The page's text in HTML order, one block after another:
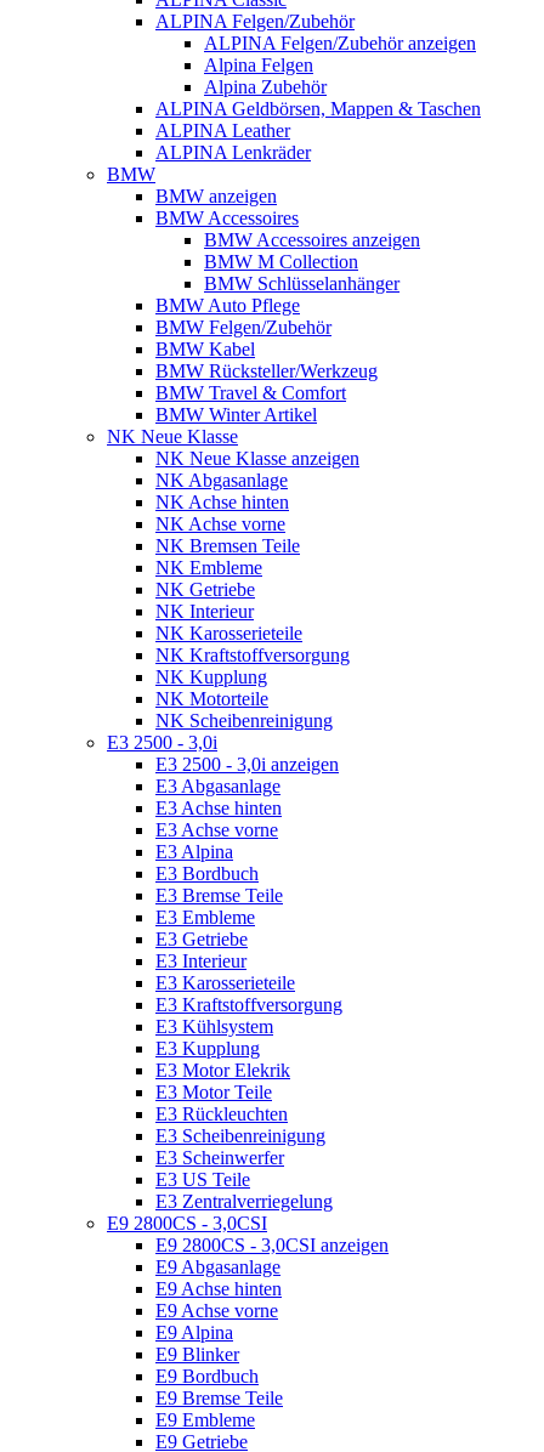
ALPINA Felgen/Zubehör
ALPINA Felgen/Zubehör anzeigen
Alpina Felgen
Alpina Zubehör
ALPINA Geldbörsen, Mappen & Taschen
ALPINA Leather
ALPINA Lenkräder
BMW
BMW anzeigen
BMW Accessoires
BMW Accessoires anzeigen
BMW M Collection
BMW Schlüsselanhänger
BMW Auto Pflege
BMW Felgen/Zubehör
BMW Kabel
BMW Rücksteller/Werkzeug
BMW Travel & Comfort
BMW Winter Artikel
NK Neue Klasse
NK Neue Klasse anzeigen
NK Abgasanlage
NK Achse hinten
NK Achse vorne
NK Bremsen Teile
NK Embleme
NK Getriebe
NK Interieur
NK Karosserieteile
NK Kraftstoffversorgung
NK Kupplung
NK Motorteile
NK Scheibenreinigung
E3 2500 - 3,0i
E3 2500 - 3,0i anzeigen
E3 Abgasanlage
E3 Achse hinten
E3 Achse vorne
E3 Alpina
E3 Bordbuch
E3 Bremse Teile
E3 Embleme
E3 Getriebe
E3 Interieur
E3 Karosserieteile
E3 Kraftstoffversorgung
E3 Kühlsystem
E3 Kupplung
E3 Motor Elekrik
E3 Motor Teile
E3 Rückleuchten
E3 Scheibenreinigung
E3 Scheinwerfer
E3 US Teile
E3 Zentralverriegelung
E9 2800CS - 3,0CSI
E9 2800CS - 3,0CSI anzeigen
E9 Abgasanlage
E9 Achse hinten
E9 Achse vorne
E9 Alpina
E9 Blinker
E9 Bordbuch
E9 Bremse Teile
E9 Embleme
E9 Getriebe